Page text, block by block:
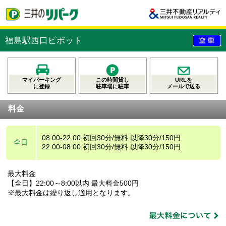
福島駅西口ピボット
マイパーキング
に登録
この時間貸し
駐車場に駐車
URLを
メールで送る
料金
全日
08:00-22:00 初回30分/無料 以降30分/150円
22:00-08:00 初回30分/無料 以降30分/150円
最大料金
【全日】22:00～8:00以内 最大料金500円
※最大料金は繰り返し適用となります。